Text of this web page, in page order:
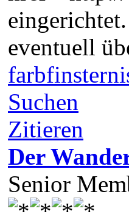
eventuell
Suchen
Zitieren
Der
Senior